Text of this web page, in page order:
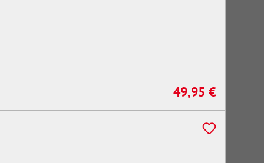
Regulärer Preis:
49,95 €